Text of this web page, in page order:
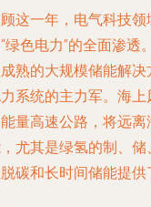
这一年，电气科技
绿色电力”的全面渗
熟的大规模储能解
系统的主力军。海
量高速公路，将远离
尤其是绿氢的制、
碳和长时间储能提供